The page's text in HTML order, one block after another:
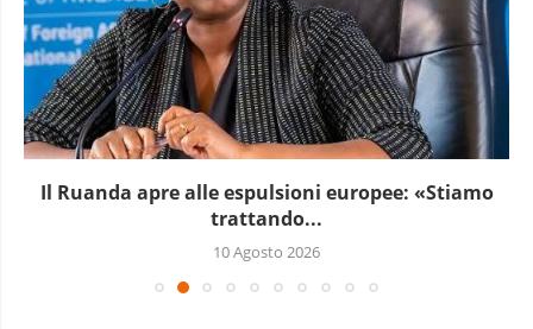
Il Ruanda apre alle espulsioni europee: «Stiamo
trattando...
10 Agosto 2026